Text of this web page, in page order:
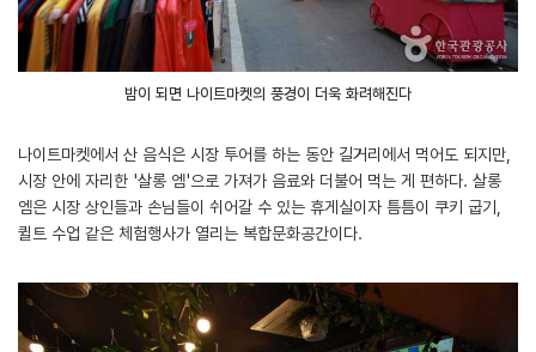
밤이 되면 나이트마켓의 풍경이 더욱 화려해진다
나이트마켓에서 산 음식은 시장 투어를 하는 동안 길거리에서 먹어도 되지만,
시장 안에 자리한 '살롱 엠'으로 가져가 음료와 더불어 먹는 게 편하다. 살롱
엠은 시장 상인들과 손님들이 쉬어갈 수 있는 휴게실이자 틈틈이 쿠키 굽기,
퀼트 수업 같은 체험행사가 열리는 복합문화공간이다.